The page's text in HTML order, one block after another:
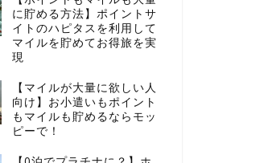
に貯める方法】ポイントサ
イトのハピタスを利用して
マイルを貯めてお得旅を実
現
【マイルが大量に欲しい人
向け】お小遣いもポイント
もマイルも貯めるならモッ
ピーで！